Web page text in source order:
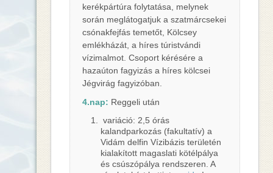
kerékpártúra folytatása, melynek
során meglátogatjuk a szatmárcsekei
csónakfejfás temetőt, Kölcsey
emlékházát, a híres túristvándi
vízimalmot. Csoport kérésére a
hazaúton fagyizás a híres kölcsei
Jégvirág fagyizóban.
4.nap: Reggeli után
variáció: 2,5 órás
kalandparkozás (fakultatív) a
Vidám delfin Vízibázis területén
kialakított magaslati kötélpálya
és csúszópálya rendszeren. A